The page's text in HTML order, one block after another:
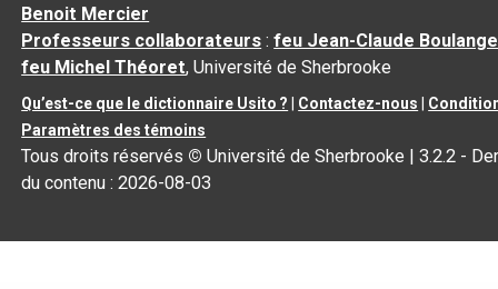
Benoit Mercier
Professeurs collaborateurs :feu Jean-Claude
feu Michel Théoret, Université de Sherbrooke
Qu’est-ce que le dictionnaire Usito ? Contactez-nous
Paramètres des témoins
Tous droits réservés © Université de Sherbrooke |3.2.2 -
du contenu :2026-08-03